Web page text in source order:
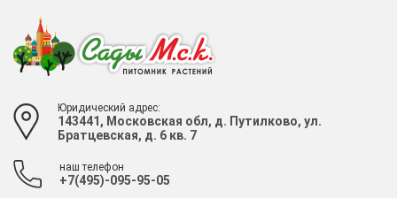
Юридический адрес:
143441, Московская обл, д. Путилково, ул.
Братцевская, д. 6 кв. 7
наш телефон
+7(495)-095-95-05